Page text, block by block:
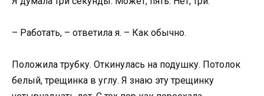
– Работать, – ответила я. – Как обычно.
Положила трубку. Откинулась на подушку. Потолок
белый, трещинка в углу. Я знаю эту трещинку